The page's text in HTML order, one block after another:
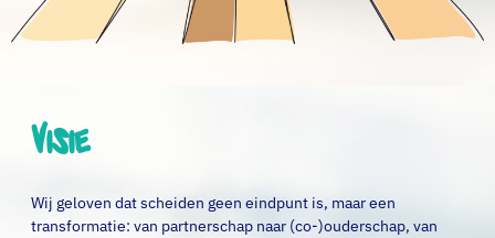
Visie
Wij geloven dat scheiden geen eindpunt is, maar een
transformatie: van partnerschap naar (co-)ouderschap, van